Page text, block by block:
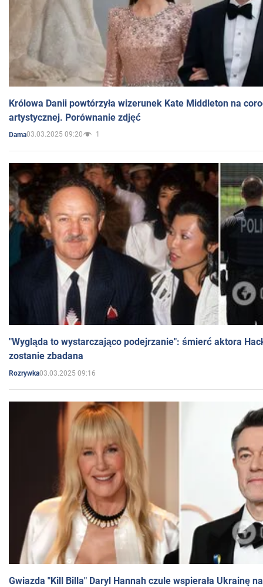
Królowa Danii powtórzyła wizerunek Kate Middleton na
artystycznej. Porównanie zdjęć
Dama03.03.2025 09:20 1
"Wygląda to wystarczająco podejrzanie": śmierć aktora
zostanie zbadana
Rozrywka03.03.2025 09:16
Gwiazda "Kill Billa" Daryl Hannah czule wspierała Ukrainę